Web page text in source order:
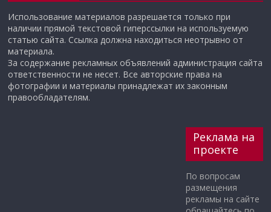
Использование материалов разрешается только при
наличии прямой текстовой гиперссылки на используемую
статью сайта. Ссылка должна находиться неотрывно от
материала.
За содержание рекламных объявлений администрация сайта
ответственности не несет. Все авторские права на
фотографии и материалы принадлежат их законным
правообладателям.
Реклама на
проекте
По вопросам
размещения
рекламы на сайте